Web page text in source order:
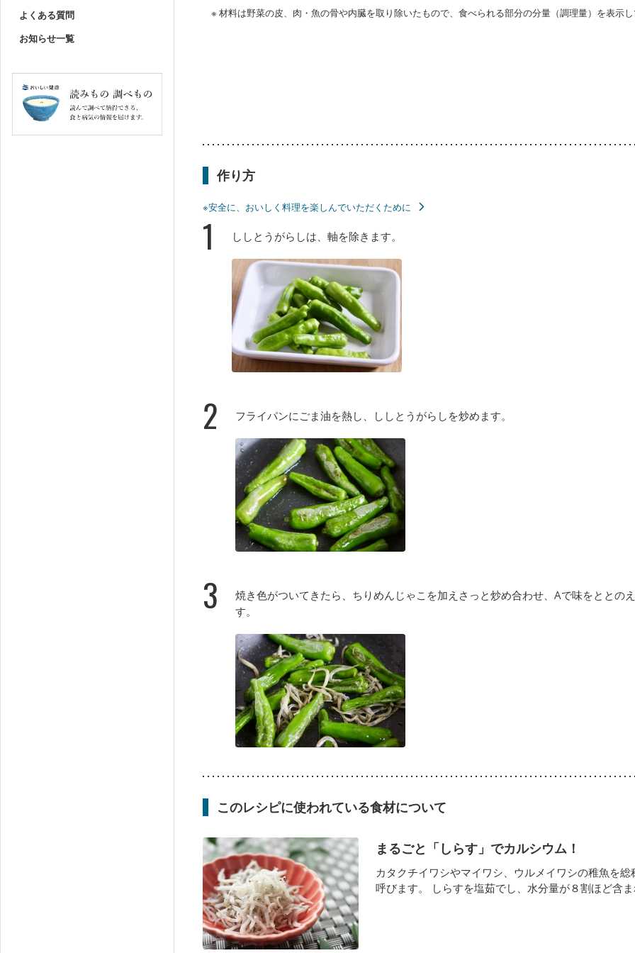
よくある質問
お知らせ一覧
※ 材料は野菜の皮、肉・魚の骨や内臓を取り除いたもので、食べられる部分の分量（調理量）を表示し
作り方
※安全に、おいしく料理を楽しんでいただくために
1 ししとうがらしは、軸を除きます。
2 フライパンにごま油を熱し、ししとうがらしを炒めます。
3
焼き色がついてきたら、ちりめんじゃこを加えさっと炒め合わせ、Aで味をととの
す。
このレシピに使われている食材について
まるごと「しらす」でカルシウム！
カタクチイワシやマイワシ、ウルメイワシの稚魚を総
呼びます。 しらすを塩茹でし、水分量が８割ほど含